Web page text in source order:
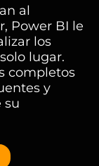
al
Power BI le
los
lugar.
completos
y
su